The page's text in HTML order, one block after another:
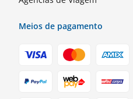
Meios de pagamento